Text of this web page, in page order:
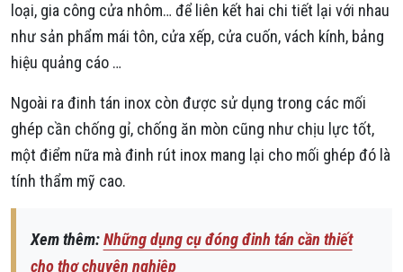
loại, gia công cửa nhôm… để liên kết hai chi tiết lại với nhau
như sản phẩm mái tôn, cửa xếp, cửa cuốn, vách kính, bảng
hiệu quảng cáo …
Ngoài ra đinh tán inox còn được sử dụng trong các mối
ghép cần chống gỉ, chống ăn mòn cũng như chịu lực tốt,
một điểm nữa mà đinh rút inox mang lại cho mối ghép đó là
tính thẩm mỹ cao.
Xem thêm:Những dụng cụ đóng đinh tán cần thiết
cho thợ chuyên nghiệp